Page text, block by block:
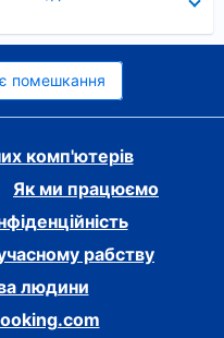
помешкання
комп'ютерів
Як ми працюємо
рабству
людини